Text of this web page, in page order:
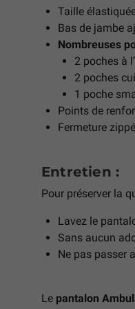
Taille
Bas de jambe
Nombreuses
2 poches à
2 poches
1 poche
Points de
Fermeture
Entretien :
Pour préserver la
Lavez le
Sans aucun
Ne pas passer
Le pantalon